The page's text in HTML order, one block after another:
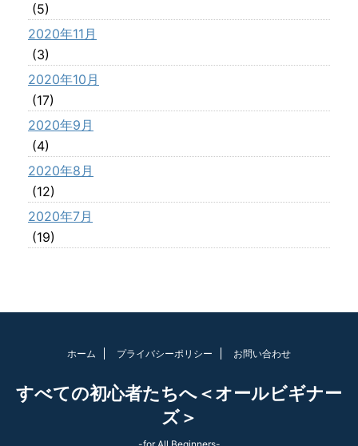
(5)
2020年11月
(3)
2020年10月
(17)
2020年9月
(4)
2020年8月
(12)
2020年7月
(19)
ホーム プライバシーポリシー お問い合わせ
すべての初心者たちへ＜オールビギナー
ズ＞